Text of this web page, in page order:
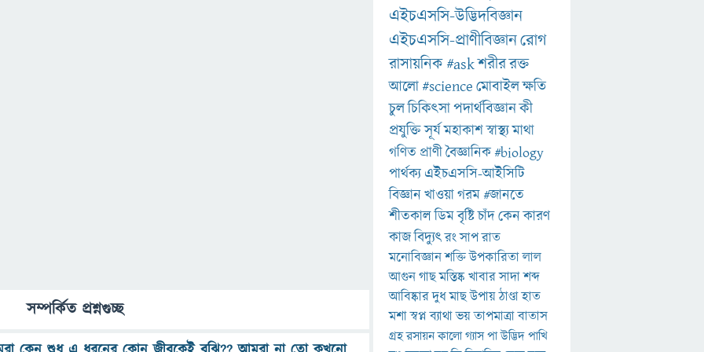
সম্পর্কিত প্রশ্নগুচ্ছ
এইচএসসি-উদ্ভিদবিজ্ঞান
এইচএসসি-প্রাণীবিজ্ঞানরোগ
রাসায়নিক#askশরীররক্ত
আলো#scienceমোবাইলক্ষতি
চুলচিকিৎসাপদার্থবিজ্ঞানকী
প্রযুক্তিসূর্যমহাকাশস্বাস্থ্যমাথা
গণিত প্রাণীবৈজ্ঞানিক#biology
পার্থক্য এইচএসসি-আইসিটি
বিজ্ঞানখাওয়াগরম#জানতে
শীতকালডিমবৃষ্টিচাঁদকেনকারণ
কাজবিদ্যুৎরংসাপরাত
মনোবিজ্ঞানশক্তিউপকারিতালাল
আগুনগাছমস্তিষ্কখাবারসাদাশব্দ
আবিষ্কারদুধমাছউপায়ঠাণ্ডাহাত
মশাস্বপ্নব্যাথাভয়তাপমাত্রাবাতাস
গ্রহরসায়নকালোগ্যাসপাউদ্ভিদপাখি